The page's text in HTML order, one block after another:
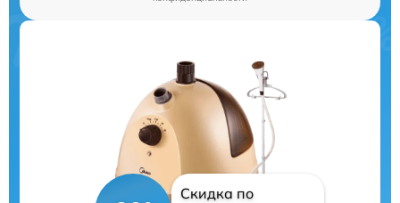
Скидка по